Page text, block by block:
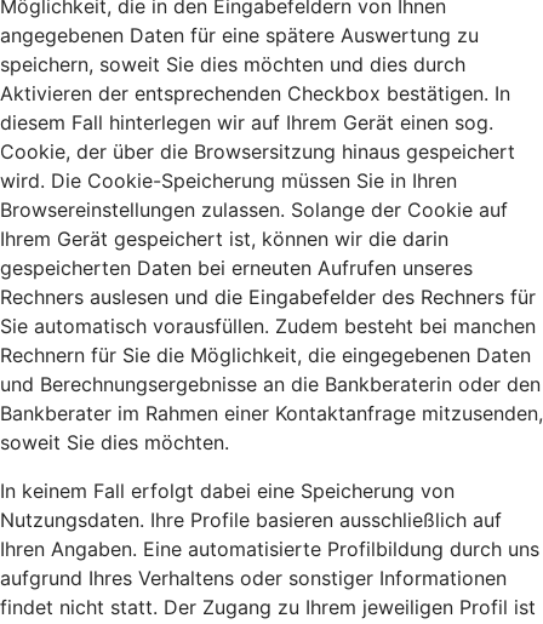
Möglichkeit, die in den Eingabefeldern von Ihnen
angegebenen Daten für eine spätere Auswertung zu
speichern, soweit Sie dies möchten und dies durch
Aktivieren der entsprechenden Checkbox bestätigen. In
diesem Fall hinterlegen wir auf Ihrem Gerät einen sog.
Cookie, der über die Browsersitzung hinaus gespeichert
wird. Die Cookie-Speicherung müssen Sie in Ihren
Browsereinstellungen zulassen. Solange der Cookie auf
Ihrem Gerät gespeichert ist, können wir die darin
gespeicherten Daten bei erneuten Aufrufen unseres
Rechners auslesen und die Eingabefelder des Rechners für
Sie automatisch vorausfüllen. Zudem besteht bei manchen
Rechnern für Sie die Möglichkeit, die eingegebenen Daten
und Berechnungsergebnisse an die Bankberaterin oder den
Bankberater im Rahmen einer Kontaktanfrage mitzusenden,
soweit Sie dies möchten.
In keinem Fall erfolgt dabei eine Speicherung von
Nutzungsdaten. Ihre Profile basieren ausschließlich auf
Ihren Angaben. Eine automatisierte Profilbildung durch uns
aufgrund Ihres Verhaltens oder sonstiger Informationen
findet nicht statt. Der Zugang zu Ihrem jeweiligen Profil ist